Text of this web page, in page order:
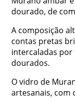
dourado, de
A composição
contas pretas
intercaladas
dourados.
O vidro de
artesanais, com